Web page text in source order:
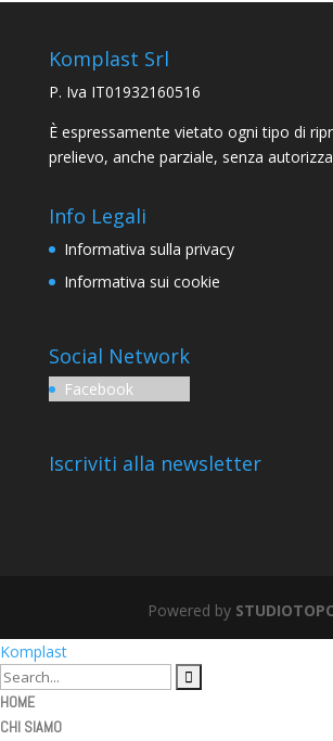
Komplast Srl
P. Iva IT01932160516
È espressamente vietato ogni tipo di
prelievo, anche parziale, senza
Info Legali
Informativa sulla privacy
Informativa sui cookie
Social Network
Facebook
Iscriviti alla newsletter
Powered by
Komplast
HOME
CHI SIAMO